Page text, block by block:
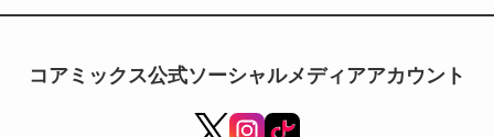
chọn là nghệ sĩ thể hiện
III"! Bình luận cũng đã
コアミックス公式ソーシャルメディアアカウント